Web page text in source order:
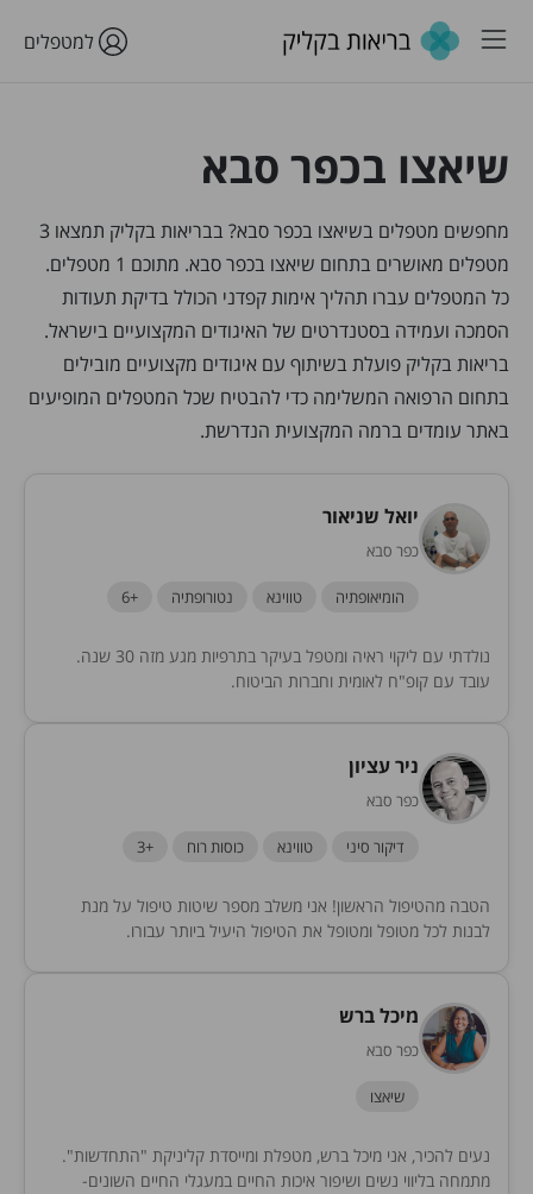
למטפלים
שיאצו בכפר סבא
מחפשים מטפלים בשיאצו בכפר סבא? בבריאות בקליק תמצאו 3
מטפלים מאושרים בתחום שיאצו בכפר סבא. מתוכם 1 מטפלים.
כל המטפלים עברו תהליך אימות קפדני הכולל בדיקת תעודות
הסמכה ועמידה בסטנדרטים של האיגודים המקצועיים בישראל.
בריאות בקליק פועלת בשיתוף עם איגודים מקצועיים מובילים
בתחום הרפואה המשלימה כדי להבטיח שכל המטפלים המופיעים
באתר עומדים ברמה המקצועית הנדרשת.
יואל שניאור
כפר סבא
הומיאופתיה טווינא נטורופתיה +6
נולדתי עם ליקוי ראיה ומטפל בעיקר בתרפיות מגע מזה 30 שנה.
עובד עם קופ"ח לאומית וחברות הביטוח.
ניר עציון
כפר סבא
דיקור סיני טווינא כוסות רוח +3
הטבה מהטיפול הראשון! אני משלב מספר שיטות טיפול על מנת
לבנות לכל מטופל ומטופל את הטיפול היעיל ביותר עבורו.
מיכל ברש
כפר סבא
שיאצו
נעים להכיר​, אני מיכל ברש, מטפלת ומייסדת קליניקת "התחדשות".
מתמחה בליווי נשים ושיפור איכות החיים במעגלי החיים השונים-